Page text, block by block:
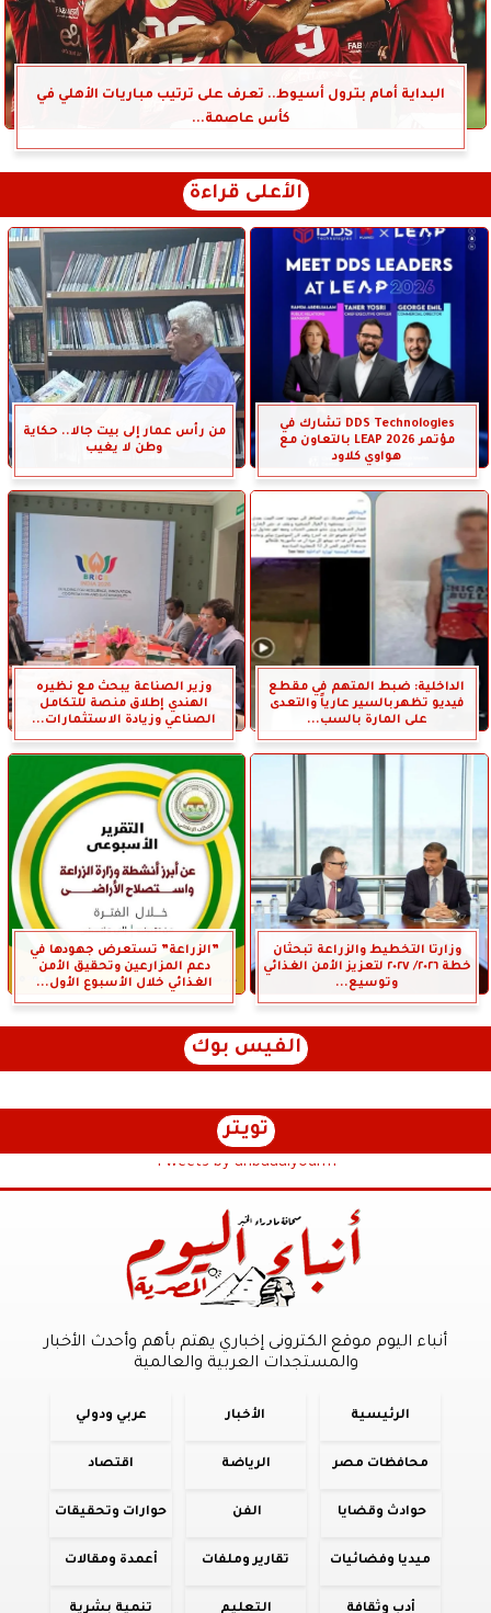
البداية أمام بترول أسيوط.. تعرف على ترتيب مباريات الأهلي في
كأس عاصمة...
الأعلى قراءة
DDS Technologies تشارك في
مؤتمر LEAP 2026 بالتعاون مع
هواوي كلاود
من رأس عمار إلى بيت جالا.. حكاية
وطن لا يغيب
الداخلية: ضبط المتهم في مقطع
فيديو تظهربالسير عارياً والتعدى
على المارة بالسب...
وزير الصناعة يبحث مع نظيره
الهندي إطلاق منصة للتكامل
الصناعي وزيادة الاستثمارات...
وزارتا التخطيط والزراعة تبحثان
خطة ٢٠٢٦/ ٢٠٢٧ لتعزيز الأمن الغذائي
وتوسيع...
”الزراعة” تستعرض جهودها في
دعم المزارعين وتحقيق الأمن
الغذائي خلال الأسبوع الأول...
الفيس بوك
تويتر
Tweets by anbaaalyoum1
أنباء اليوم موقع الكترونى إخباري يهتم بأهم وأحدث الأخبار
والمستجدات العربية والعالمية
الرئيسية الأخبار عربي ودولي
محافظات مصر الرياضة اقتصاد
حوادث وقضايا الفن حوارات وتحقيقات
ميديا وفضائيات تقارير وملفات أعمدة ومقالات
أدب وثقافة التعليم تنمية بشرية